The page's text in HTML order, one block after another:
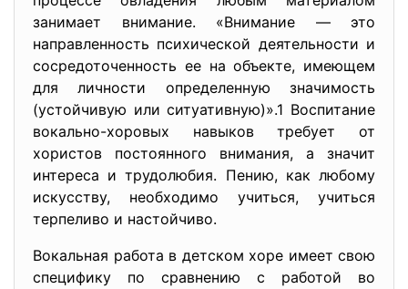
занимает внимание. «Внимание — это
направленность психической деятельности и
сосредоточенность ее на объекте, имеющем
для личности определенную значимость
(устойчивую или ситуативную)».1 Воспитание
вокально-хоровых навыков требует от
хористов постоянного внимания, а значит
интереса и трудолюбия. Пению, как любому
искусству, необходимо учиться, учиться
терпеливо и настойчиво.
Вокальная работа в детском хоре имеет свою
специфику по сравнению с работой во